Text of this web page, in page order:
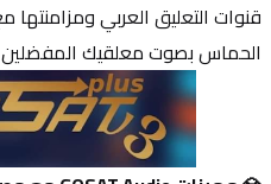
الحماس بصوت معلقيك